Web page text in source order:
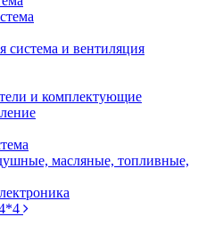
система и вентиляция
и комплектующие
масляные, топливные,